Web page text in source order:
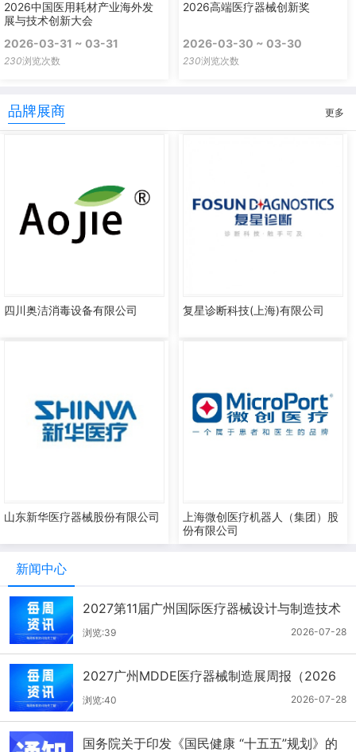
2026中国医用耗材产业海外发
展与技术创新大会
2026-03-31 ~ 03-31
230浏览次数
2026高端医疗器械创新奖
2026-03-30 ~ 03-30
230浏览次数
品牌展商 更多
四川奥洁消毒设备有限公司 复星诊断科技(上海)有限公司
山东新华医疗器械股份有限公司
上海微创医疗机器人（集团）股
份有限公司
新闻中心
2027第11届广州国际医疗器械设计与制造技术
展一周报（7.22-7.28）
2026-07-28
浏览:39
2027广州MDDE医疗器械制造展周报（2026
年7月21-27日）
2026-07-28
浏览:40
国务院关于印发《国民健康 “十五五”规划》的